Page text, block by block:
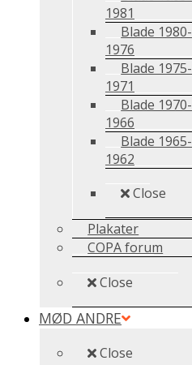
1981
Blade 1980-
1976
Blade 1975-
1971
Blade 1970-
1966
Blade 1965-
1962
Close
Plakater
COPA forum
Close
MØD ANDRE
Close